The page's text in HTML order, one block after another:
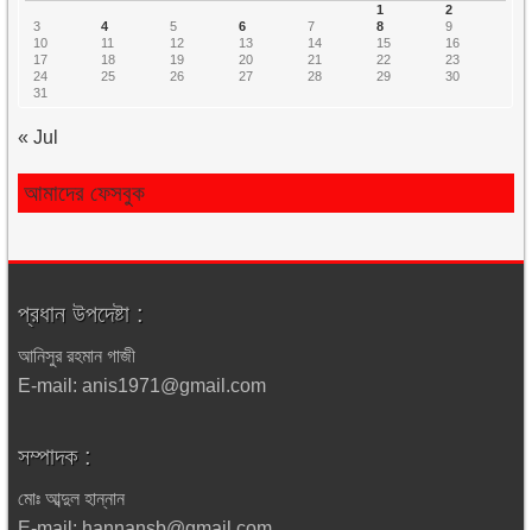
1
2
3
4 5 6 7 8
9
10
11 12 13 14 15
16
17
18 19 20 21 22
23
24
25 26 27 28 29
30
31
« Jul
আমাদের ফেসবুক
প্রধান উপদেষ্টা :
আনিসুর রহমান গাজী
E-mail: anis1971@gmail.com
সম্পাদক :
মোঃ আব্দুল হান্নান